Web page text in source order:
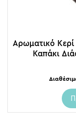
Αρωματικό Κερί
Καπάκι